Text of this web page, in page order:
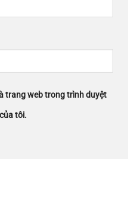
trang web trong trình duyệt
tôi.